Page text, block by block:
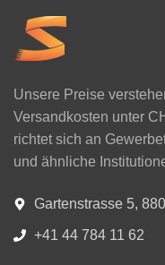
Unsere Preise
Versandkosten unter
richtet sich an
und ähnliche
Gartenstrasse 5,
+41 44 784 11 62